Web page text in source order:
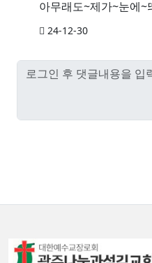
아무래도~제가~눈에
24-12-30